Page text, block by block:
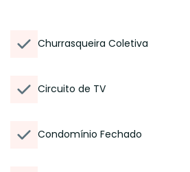
Churrasqueira Coletiva
Circuito de TV
Condomínio Fechado